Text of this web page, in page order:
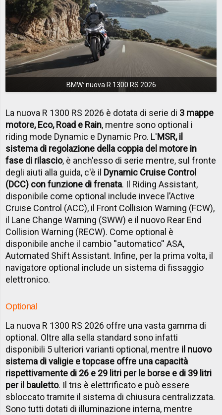
BMW: nuova R 1300 RS 2026
La nuova R 1300 RS 2026 è dotata di serie di 3 mappe
motore, Eco, Road e Rain, mentre sono optional i
riding mode Dynamic e Dynamic Pro. L'MSR, il
sistema di regolazione della coppia del motore in
fase di rilascio, è anch'esso di serie mentre, sul fronte
degli aiuti alla guida, c'è il Dynamic Cruise Control
(DCC) con funzione di frenata. Il Riding Assistant,
disponibile come optional include invece l’Active
Cruise Control (ACC), il Front Collision Warning (FCW),
il Lane Change Warning (SWW) e il nuovo Rear End
Collision Warning (RECW). Come optional è
disponibile anche il cambio ''automatico'' ASA,
Automated Shift Assistant. Infine, per la prima volta, il
navigatore optional include un sistema di fissaggio
elettronico.
Optional
La nuova R 1300 RS 2026 offre una vasta gamma di
optional. Oltre alla sella standard sono infatti
disponibili 5 ulteriori varianti optional, mentre il nuovo
sistema di valigie e topcase offre una capacità
rispettivamente di 26 e 29 litri per le borse e di 39 litri
per il bauletto. Il tris è elettrificato e può essere
sbloccato tramite il sistema di chiusura centralizzata.
Sono tutti dotati di illuminazione interna, mentre